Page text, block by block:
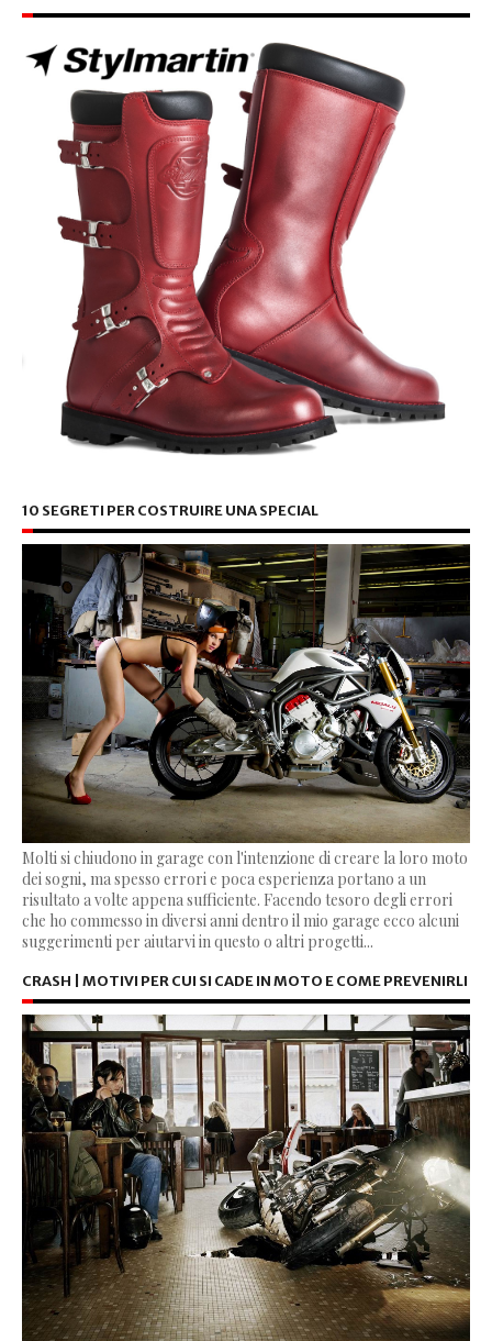
10 SEGRETI PER COSTRUIRE UNA SPECIAL
Molti si chiudono in garage con l'intenzione di creare la loro moto
dei sogni, ma spesso errori e poca esperienza portano a un
risultato a volte appena sufficiente. Facendo tesoro degli errori
che ho commesso in diversi anni dentro il mio garage ecco alcuni
suggerimenti per aiutarvi in questo o altri progetti...
CRASH | MOTIVI PER CUI SI CADE IN MOTO E COME PREVENIRLI